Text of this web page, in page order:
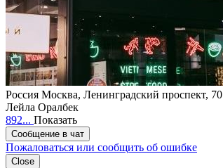
Россия Москва, Ленинградский проспект, 70
Лейла Оралбек
892... Показать
Сообщение в чат
Пожаловаться или сообщить об ошибке
Close